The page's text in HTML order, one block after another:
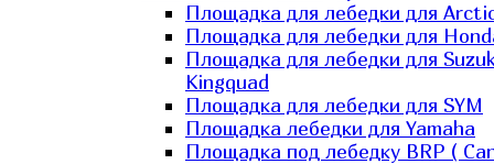
Площадка для лебедки для
Площадка для лебедки для
Площадка для лебедки для
Kingquad
Площадка для лебедки для SYM
Площадка лебедки для Yamaha
Площадка под лебедку BRP (